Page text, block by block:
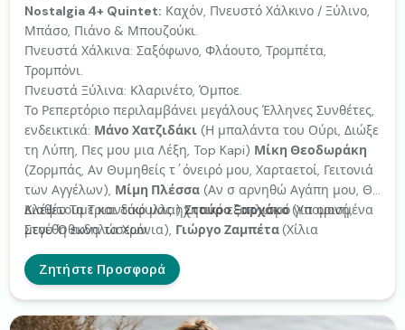
Nostalgia 4+ Quintet: Καχόν, Πνευστό Χάλκινο / Ξύλινο,
Μπάσο, Πιάνο & Μπουζούκι.
Πνευστά Χάλκινα: Σαξόφωνο, Φλάουτο, Τρομπέτα,
Τρομπόνι.
Πνευστά Ξύλινα: Κλαρινέτο, Όμποε.
Το Ρεπερτόριο περιλαμβάνει μεγάλους Έλληνες Συνθέτες,
ενδεικτικά: Μάνο Χατζιδάκι (Η μπαλάντα του Ούρι, Διώξε
τη Λύπη, Πες μου μια Λέξη, Top Kapi) Μίκη Θεοδωράκη
(Ζορμπάς, Αν Θυμηθείς τ΄όνειρό μου, Χαρταετοί, Γειτονιά
των Αγγέλων), Μίμη Πλέσσα (Αν σ αρνηθώ Αγάπη μου, Θα
Κλέψω Τα Τριαντάφυλλα)Σταύρο Ξαρχάκο(Υπομονή,
Στου Όθωνα τα Χρόνια), Γιώργο Ζαμπέτα(Χίλια
παραλλαγές αγαπημένων τραγουδιών σε πιο Upbeat
ρυθμό όπως Ιστορία μου Αμαρτία μου, το Μινόρε της
Διαθέτουμε και δικό μας ηχητικό εξοπλισμό για ορισμένα
μεγέθη εκδηλώσεων.
Ζητήστε Προσφορά